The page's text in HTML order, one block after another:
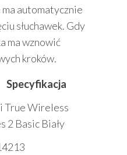
automatycznie
słuchawek. Gdy
ma wznowić
kroków.
Specyfikacja
True Wireless
2 Basic Biały